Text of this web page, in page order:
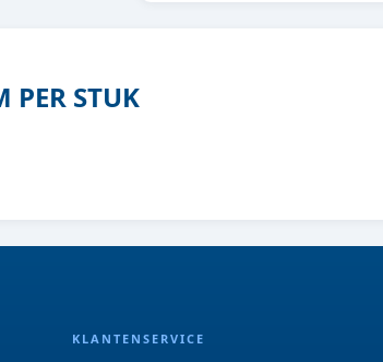
PER STUK
KLANTENSERVICE